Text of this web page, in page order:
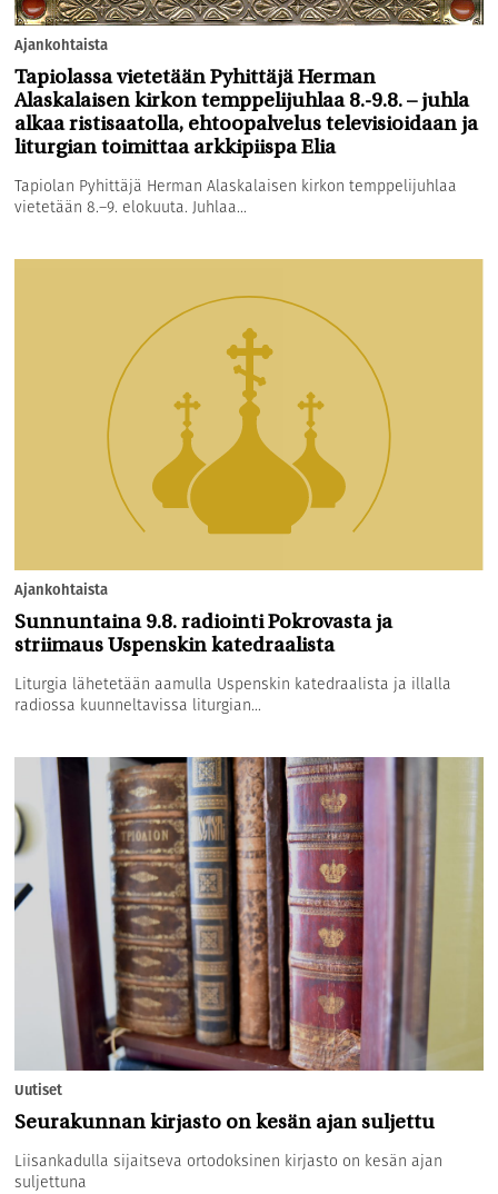
Ajankohtaista
Tapiolassa vietetään Pyhittäjä Herman
Alaskalaisen kirkon temppelijuhlaa 8.-9.8. – juhla
alkaa ristisaatolla, ehtoopalvelus televisioidaan ja
liturgian toimittaa arkkipiispa Elia
Tapiolan Pyhittäjä Herman Alaskalaisen kirkon temppelijuhlaa
vietetään 8.–9. elokuuta. Juhlaa...
Ajankohtaista
Sunnuntaina 9.8. radiointi Pokrovasta ja
striimaus Uspenskin katedraalista
Liturgia lähetetään aamulla Uspenskin katedraalista ja illalla
radiossa kuunneltavissa liturgian...
Uutiset
Seurakunnan kirjasto on kesän ajan suljettu
Liisankadulla sijaitseva ortodoksinen kirjasto on kesän ajan
suljettuna